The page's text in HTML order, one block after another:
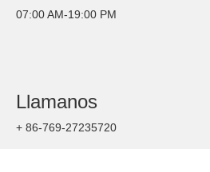
07:00 AM-19:00 PM
Llamanos
+ 86-769-27235720